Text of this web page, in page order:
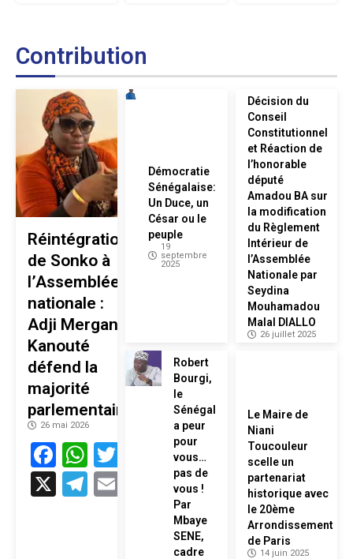
Contribution
Réintégration
de Sonko à
l’Assemblée
nationale :
Adji Mergane
Kanouté
défend la
majorité
parlementaire
26 mai 2026
Facebook
WhatsApp
Twitter
X
Telegram
Email
Démocratie
Sénégalaise:
Un Duce, un
César ou le
peuple
19
septembre
2025
Décision du
Conseil
Constitutionnel
et Réaction de
l’honorable
député
Amadou BA sur
la modification
du Règlement
Intérieur de
l’Assemblée
Nationale par
Seydina
Mouhamadou
Malal DIALLO
26 juillet 2025
Robert
Bourgi,
le
Sénégal
a peur
pour
vous…
pas de
vous !
Par
Mbaye
SENE,
cadre
Le Maire de
Niani
Toucouleur
scelle un
partenariat
historique avec
le 20ème
Arrondissement
de Paris
14 juin 2025